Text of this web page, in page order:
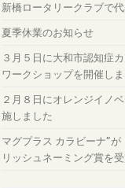
新橋ロータリークラブで
夏季休業のお知らせ
３月５日に大和市認知症
ワークショップを開催しま
２月８日にオレンジイノ
施しました
マグプラス カラビーナ”
リッシュネーミング賞を